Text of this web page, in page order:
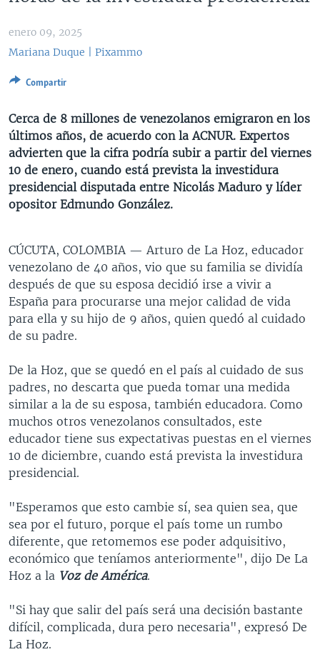
BRASIL
ENTRETENIMIENTO Y CULTURA
DEPORTES
CIENCIA Y SALUD
VIDEOS
AUDIOS
PROGRAMAS TV
FORO INTERAMERICANO
VISIÓN 360
LAS CLAVES
PANORAMA
AVANCE INFORMATIVO
AUDIONOTICIAS
BUENOS DÍAS AMÉRICA
ESTADOS UNIDOS AL DÍA
EL MUNDO AL DÍA [RADIO]
DEPORTIVO INTERNACIONAL
NOTA ECONÓMICA
ENTRETENIMIENTO
DIRECT
DOCUMENTALES DE LA VOA
Learning English
SÍGANOS
Idiomas
enero 09, 2025
Mariana Duque | Pixammo
Compartir
Cerca de 8 millones de venezolanos emigraron en los
últimos años, de acuerdo con la ACNUR. Expertos
advierten que la cifra podría subir a partir del viernes
10 de enero, cuando está prevista la investidura
presidencial disputada entre Nicolás Maduro y líder
opositor Edmundo González.
CÚCUTA, COLOMBIA —Arturo de La Hoz, educador
venezolano de 40 años, vio que su familia se dividía
después de que su esposa decidió irse a vivir a
España para procurarse una mejor calidad de vida
para ella y su hijo de 9 años, quien quedó al cuidado
de su padre.
De la Hoz, que se quedó en el país al cuidado de sus
padres, no descarta que pueda tomar una medida
similar a la de su esposa, también educadora. Como
muchos otros venezolanos consultados, este
educador tiene sus expectativas puestas en el viernes
10 de diciembre, cuando está prevista la investidura
presidencial.
"Esperamos que esto cambie sí, sea quien sea, que
sea por el futuro, porque el país tome un rumbo
diferente, que retomemos ese poder adquisitivo,
económico que teníamos anteriormente", dijo De La
Hoz a la Voz de América.
"Si hay que salir del país será una decisión bastante
difícil, complicada, dura pero necesaria", expresó De
La Hoz.